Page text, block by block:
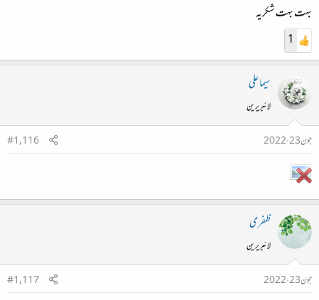
اور ہمیں اللہ کی طرف سے عطا کردہ صلاحیتیں شکر کی مانند ہیں اور اِن صلاحیتوں نے آپکی زندگی میں
مٹھاس بھرنے کیلئے اپنے آپ تو نہیں جاگ جانا۔۔۔
لاکھ ہاتھ اُٹھا کر دعائیں کر لیجیئے۔۔۔
حرکت تو دینا پڑے گی ان صلاحیتوں کو۔۔۔
اپنی صلاحیتوں کو بروئے کار تو لانا ہی پڑے گا آپکو۔۔۔
تاکہ زندگی چائے کے ایک میٹھے اور پُر لطف کپ کی مانند ہو جائے۔۔۔
بہت بہت شکریہ
1
سیما علی
لائبریرین
جون 23، 2022
#1,116
ظفری
لائبریرین
جون 23، 2022
#1,117